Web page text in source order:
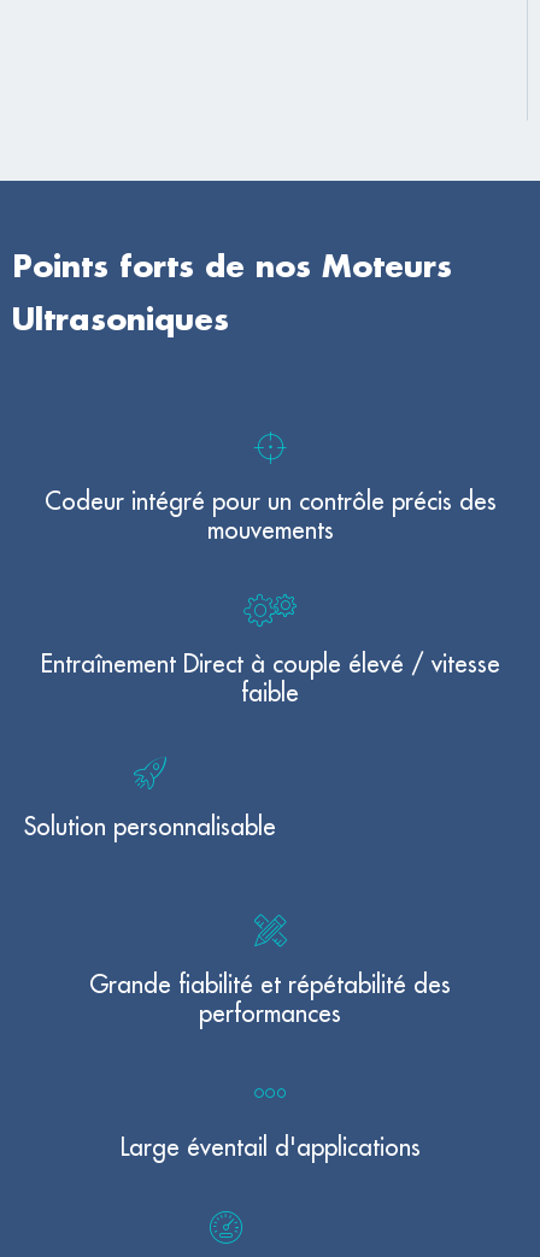
Points forts de nos Moteurs
Ultrasoniques
Codeur intégré pour un contrôle précis des
mouvements
Entraînement Direct à couple élevé / vitesse
faible
Solution personnalisable
Grande fiabilité et répétabilité des
performances
Large éventail d'applications